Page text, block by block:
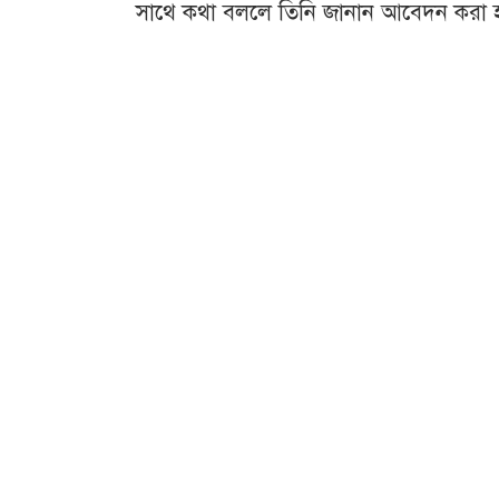
সাথে কথা বললে তিনি জানান আবেদন করা